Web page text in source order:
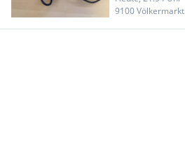
9100 Völkermarkt